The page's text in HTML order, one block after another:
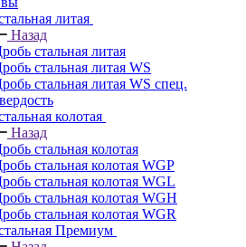
литая
Назад
стальная литая
стальная литая WS
стальная литая WS спец.
колотая
Назад
стальная колотая
стальная колотая WGP
стальная колотая WGL
стальная колотая WGH
стальная колотая WGR
Премиум